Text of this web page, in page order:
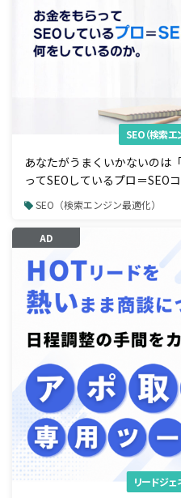
SEO（検索エ
あなたがうまくいかないのは
ってSEOしているプロ＝SEO
SEO（検索エンジン最適化）
AD
リードジェ